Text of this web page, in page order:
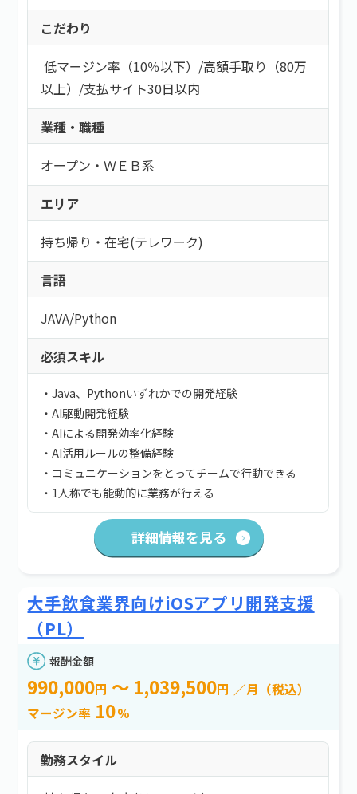
こだわり
低マージン率（10％以下） /高額手取り（80万
以上） /支払サイト30日以内
業種・職種
オープン・ＷＥＢ系
エリア
持ち帰り・在宅(テレワーク)
言語
JAVA/Python
必須スキル
・Java、Pythonいずれかでの開発経験
・AI駆動開発経験
・AIによる開発効率化経験
・AI活用ルールの整備経験
・コミュニケーションをとってチームで行動できる
・1人称でも能動的に業務が行える
詳細情報を見る
大手飲食業界向けiOSアプリ開発支援
（PL）
報酬金額
990,000円 ～ 1,039,500円 ／月（税込）
マージン率 10%
勤務スタイル